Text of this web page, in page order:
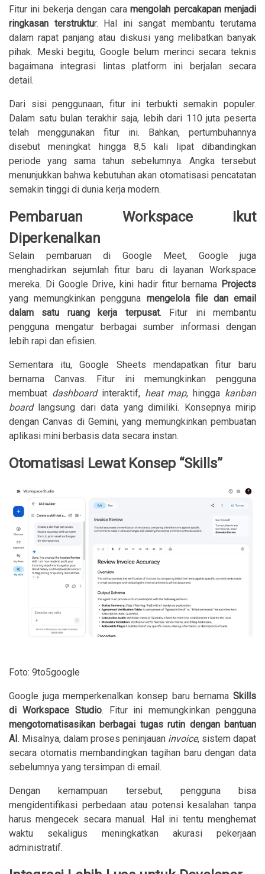
Fitur ini bekerja dengan caramengolah percakapan menjadi
ringkasan terstruktur. Hal ini sangat membantu terutama
dalam rapat panjang atau diskusi yang melibatkan banyak
pihak. Meski begitu, Google belum merinci secara teknis
bagaimana integrasi lintas platform ini berjalan secara
detail.
Dari sisi penggunaan, fitur ini terbukti semakin populer.
Dalam satu bulan terakhir saja, lebih dari 110 juta peserta
telah menggunakan fitur ini. Bahkan, pertumbuhannya
disebut meningkat hingga 8,5 kali lipat dibandingkan
periode yang sama tahun sebelumnya. Angka tersebut
menunjukkan bahwa kebutuhan akan otomatisasi pencatatan
semakin tinggi di dunia kerja modern.
Pembaruan Workspace Ikut
Diperkenalkan
Selain pembaruan di Google Meet, Google juga
menghadirkan sejumlah fitur baru di layanan Workspace
mereka. Di Google Drive, kini hadir fitur bernama Projects
yang memungkinkan pengguna mengelola file dan email
dalam satu ruang kerja terpusat. Fitur ini membantu
pengguna mengatur berbagai sumber informasi dengan
lebih rapi dan efisien.
Sementara itu, Google Sheets mendapatkan fitur baru
bernama Canvas. Fitur ini memungkinkan pengguna
membuat dashboardinteraktif, heat map, hingga kanban
boardlangsung dari data yang dimiliki. Konsepnya mirip
dengan Canvas di Gemini, yang memungkinkan pembuatan
aplikasi mini berbasis data secara instan.
Otomatisasi Lewat Konsep “Skills”
Foto: 9to5google
Google juga memperkenalkan konsep baru bernama Skills
di Workspace Studio. Fitur ini memungkinkan pengguna
mengotomatisasikan berbagai tugas rutin dengan bantuan
AI. Misalnya, dalam proses peninjauan invoice, sistem dapat
secara otomatis membandingkan tagihan baru dengan data
sebelumnya yang tersimpan di email.
Dengan kemampuan tersebut, pengguna bisa
mengidentifikasi perbedaan atau potensi kesalahan tanpa
harus mengecek secara manual. Hal ini tentu menghemat
waktu sekaligus meningkatkan akurasi pekerjaan
administratif.